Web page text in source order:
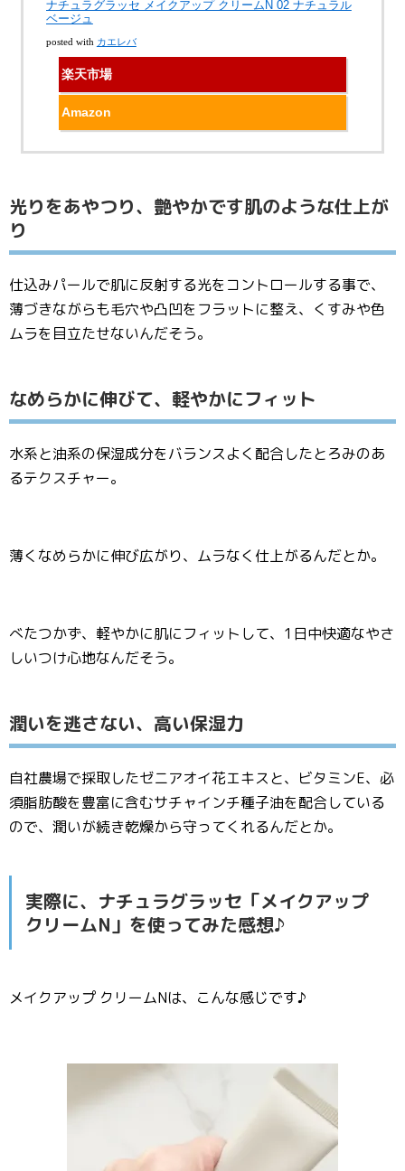
ナチュラグラッセ メイクアップ クリームN 02 ナチュラル
ベージュ
posted with カエレバ
楽天市場
Amazon
光りをあやつり、艶やかです肌のような仕上が
り
仕込みパールで肌に反射する光をコントロールする事で、
薄づきながらも毛穴や凸凹をフラットに整え、くすみや色
ムラを目立たせないんだそう。
なめらかに伸びて、軽やかにフィット
水系と油系の保湿成分をバランスよく配合したとろみのあ
るテクスチャー。
薄くなめらかに伸び広がり、ムラなく仕上がるんだとか。
べたつかず、軽やかに肌にフィットして、1日中快適なやさ
しいつけ心地なんだそう。
潤いを逃さない、高い保湿力
自社農場で採取したゼニアオイ花エキスと、ビタミンE、必
須脂肪酸を豊富に含むサチャインチ種子油を配合している
ので、潤いが続き乾燥から守ってくれるんだとか。
実際に、ナチュラグラッセ「メイクアップ
クリームN」を使ってみた感想♪
メイクアップ クリームNは、こんな感じです♪